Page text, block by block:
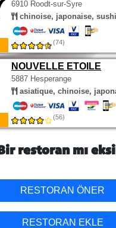
6910 Roodt-sur-Syre
chinoise, japonaise,
(74)
NOUVELLE ETOILE
5887 Hesperange
asiatique, chinoise,
(56)
Bir restoran mı
RESTORAN ÖNER
RESTORAN EKLE